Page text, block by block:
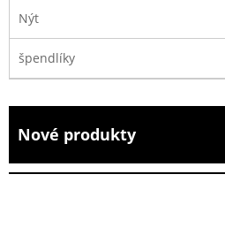
Nýt
špendlíky
Nové produkty